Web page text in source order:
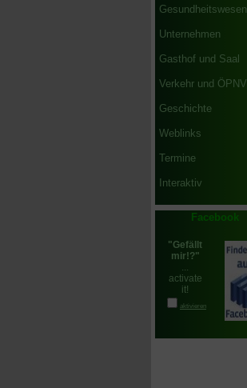
Gesundheitswesen
Unternehmen
Gasthof und Saal
Verkehr und ÖPNV
Geschichte
Weblinks
Termine
Interaktiv
Facebook